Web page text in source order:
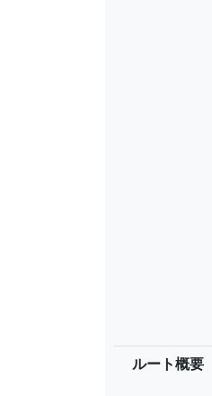
ルート概要